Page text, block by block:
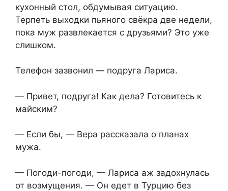
кухонный стол, обдумывая ситуацию.
Терпеть выходки пьяного свёкра две недели,
пока муж развлекается с друзьями? Это уже
слишком.
Телефон зазвонил — подруга Лариса.
— Привет, подруга! Как дела? Готовитесь к
майским?
— Если бы, — Вера рассказала о планах
мужа.
— Погоди-погоди, — Лариса аж задохнулась
от возмущения. — Он едет в Турцию без